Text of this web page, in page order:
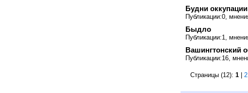
Будни оккупации
Публикации:0,
Быдло
Публикации:1,
Вашингтонский
Публикации:16,
Страницы (12): 1 2